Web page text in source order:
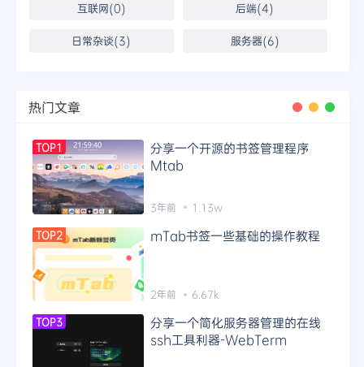
后端(4)
互联网(0)
服务器(6)
日常杂谈(3)
热门文章
TOP1
分享一个开源的书签管理程序
Mtab
3年前 1.13w
TOP2 mTab书签一些基础的操作教程
2年前 6.67k
TOP3
分享一个简化服务器管理的在线
ssh工具利器-WebTerm